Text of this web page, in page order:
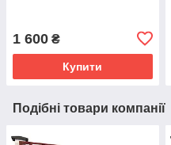
1 600 ₴
Купити
Подібні товари компанії